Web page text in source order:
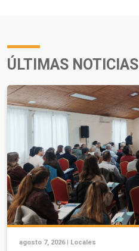
ÚLTIMAS NOTICIAS
agosto 7, 2026 | Locales